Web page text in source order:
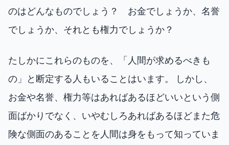
のはどんなものでしょう？ お金でしょうか、名誉
でしょうか、それとも権力でしょうか？
たしかにこれらのものを、「人間が求めるべきも
の」と断定する人もいることはいます。 しかし、
お金や名誉、権力等はあればあるほどいいという側
面ばかりでなく、いやむしろあればあるほどまた危
険な側面のあることを人間は身をもって知っていま